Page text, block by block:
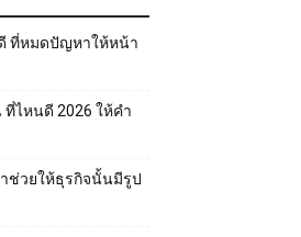
ที่หมดปัญหาให้หน้า
ไหนดี 2026 ให้คำ
ช่วยให้ธุรกิจนั้นมีรูป